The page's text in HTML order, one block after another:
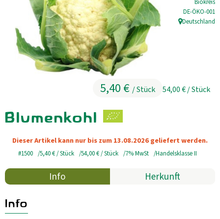
Kühltheke
GrüneWelt Bäckerei
Vorratskammer
Haus, Garten, Tier & Co
So geht’s
Genossenschaft & Beitritt
Über uns
Blumenkohl
5,40 € / Stück 54,00 €/ Stück
Biokreis
,DE-ÖKO-001
, Herkunft:
Deutschland
Dieser Artikel kann nur bis zum 13.08.2026 geliefert werden.
#1500 5,40 €/ Stück 54,00 €/ Stück 7% MwSt Handelsklasse II
Info Herkunft
Info